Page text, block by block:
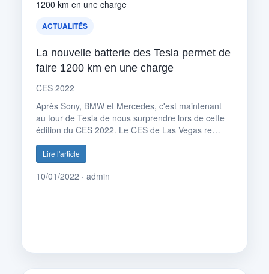
ACTUALITÉS
La nouvelle batterie des Tesla permet de
faire 1200 km en une charge
CES 2022
Après Sony, BMW et Mercedes, c'est maintenant
au tour de Tesla de nous surprendre lors de cette
édition du CES 2022. Le CES de Las Vegas re…
Lire l'article
10/01/2022 · admin